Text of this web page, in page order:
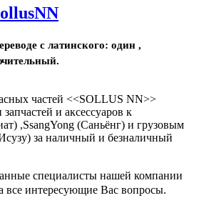
с латинского: один ,
частей <<SOLLUS NN>>
и аксессуаров к
,SsangYong (Саньёнг) и грузовым
за наличный и безналичный
специалисты нашей компании
все интересующие Вас вопросы.